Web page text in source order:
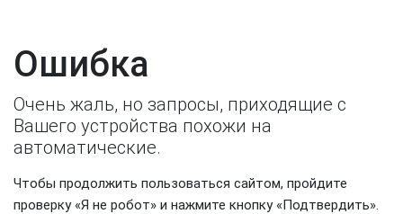
Ошибка
Очень жаль, но запросы, приходящие с
Вашего устройства похожи на
автоматические.
Чтобы продолжить пользоваться сайтом, пройдите
проверку «Я не робот» и нажмите кнопку «Подтвердить».